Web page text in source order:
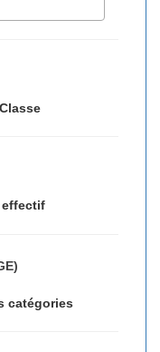
Classe
effectif
catégories